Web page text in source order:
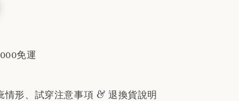
免運
情形、試穿注意事項 & 退換貨說明